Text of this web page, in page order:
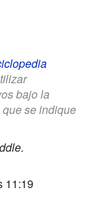
bajo la
se indique
11:19